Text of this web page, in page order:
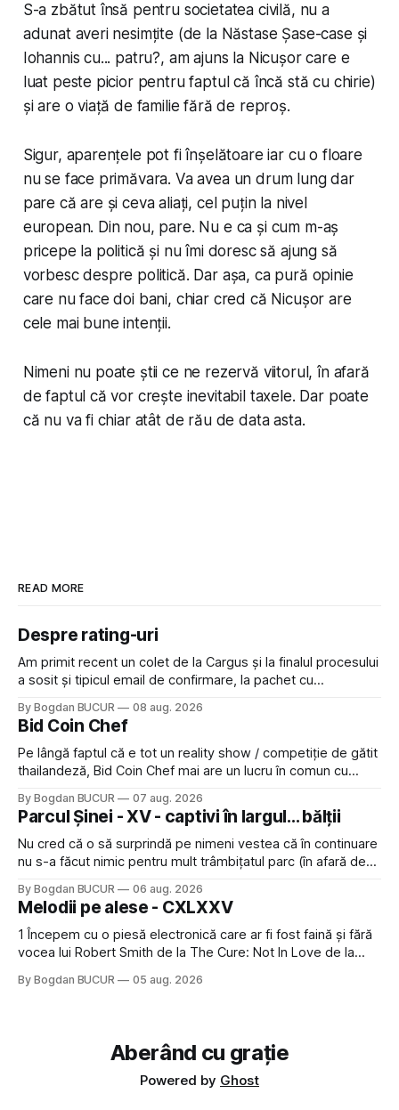
S-a zbătut însă pentru societatea civilă, nu a
adunat averi nesimțite (de la Năstase Șase-case și
Iohannis cu... patru?, am ajuns la Nicușor care e
luat peste picior pentru faptul că încă stă cu chirie)
și are o viață de familie fără de reproș.
Sigur, aparențele pot fi înșelătoare iar cu o floare
nu se face primăvara. Va avea un drum lung dar
pare că are și ceva aliați, cel puțin la nivel
european. Din nou, pare. Nu e ca și cum m-aș
pricepe la politică și nu îmi doresc să ajung să
vorbesc despre politică. Dar așa, ca pură opinie
care nu face doi bani, chiar cred că Nicușor are
cele mai bune intenții.
Nimeni nu poate știi ce ne rezervă viitorul, în afară
de faptul că vor crește inevitabil taxele. Dar poate
că nu va fi chiar atât de rău de data asta.
READ MORE
Despre rating-uri
Am primit recent un colet de la Cargus și la finalul procesului
a sosit și tipicul email de confirmare, la pachet cu
feedback-ului și eram în toate bune, de data asta am dat
click să le las un rating. Un 5
By Bogdan BUCUR 08 aug. 2026
Bid Coin Chef
Pe lângă faptul că e tot un reality show / competiție de gătit
thailandeză, Bid Coin Chef mai are un lucru în comun cu
lăsat rece la prima vedere, după care m-a făcut să mă
îndrăgostesc de el. Nu mi-a plăcut faptul
By Bogdan BUCUR 07 aug. 2026
Parcul Șinei - XV - captivi în largul... bălții
Nu cred că o să surprindă pe nimeni vestea că în continuare
nu s-a făcut nimic pentru mult trâmbițatul parc (în afară de
timp pui și latră prin gard la lumea care trece prin zonă). Am
avut, în schimb, o belea
By Bogdan BUCUR 06 aug. 2026
Melodii pe alese - CXLXXV
1 Începem cu o piesă electronică care ar fi fost faină și fără
vocea lui Robert Smith de la The Cure: Not In Love de la
a dovedit că jumătatea masculină a acelui duo era cam
By Bogdan BUCUR 05 aug. 2026
Aberând cu grație
Powered by Ghost